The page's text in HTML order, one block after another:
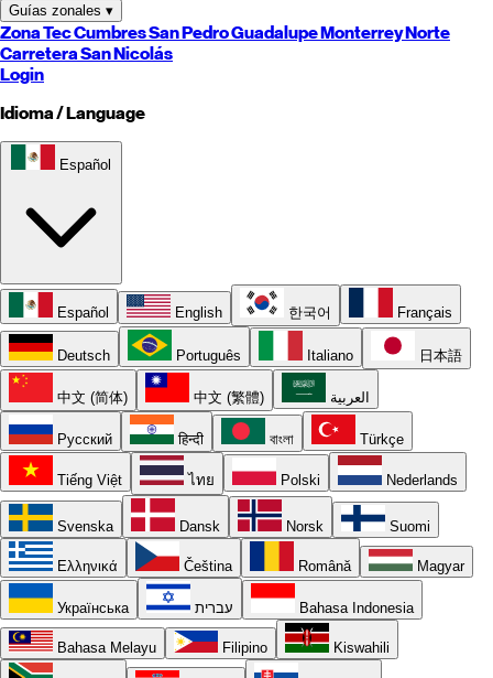
Guías zonales ▾
Zona TecCumbresSan PedroGuadalupeMonterreyNorte
CarreteraSan Nicolás
Login
Idioma / Language
Español
Español English 한국어 Français
Deutsch Português Italiano 日本語
中文 (简体) 中文 (繁體) العربية
Русский हिन्दी বাংলা Türkçe
Tiếng Việt ไทย Polski Nederlands
Svenska Dansk Norsk Suomi
Ελληνικά Čeština Română Magyar
Українська עברית Bahasa Indonesia
Bahasa Melayu Filipino Kiswahili